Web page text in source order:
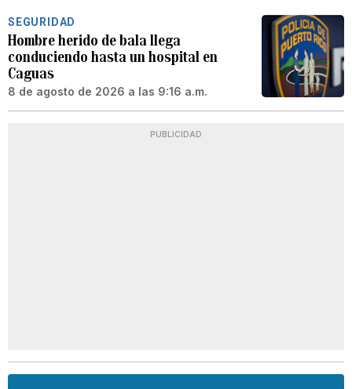
SEGURIDAD
Hombre herido de bala llega
conduciendo hasta un hospital en
Caguas
8 de agosto de 2026 a las 9:16 a.m.
PUBLICIDAD